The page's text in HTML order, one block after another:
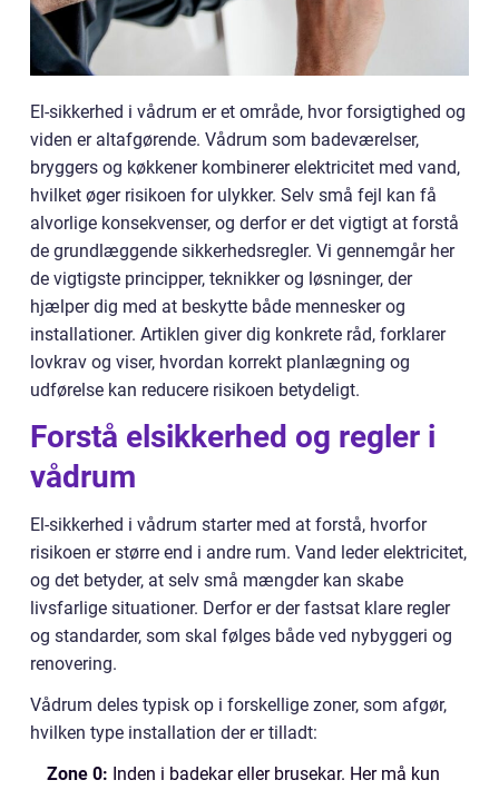
El-sikkerhed i vådrum er et område, hvor forsigtighed og
viden er altafgørende. Vådrum som badeværelser,
bryggers og køkkener kombinerer elektricitet med vand,
hvilket øger risikoen for ulykker. Selv små fejl kan få
alvorlige konsekvenser, og derfor er det vigtigt at forstå
de grundlæggende sikkerhedsregler. Vi gennemgår her
de vigtigste principper, teknikker og løsninger, der
hjælper dig med at beskytte både mennesker og
installationer. Artiklen giver dig konkrete råd, forklarer
lovkrav og viser, hvordan korrekt planlægning og
udførelse kan reducere risikoen betydeligt.
Forstå elsikkerhed og regler i
vådrum
El-sikkerhed i vådrum starter med at forstå, hvorfor
risikoen er større end i andre rum. Vand leder elektricitet,
og det betyder, at selv små mængder kan skabe
livsfarlige situationer. Derfor er der fastsat klare regler
og standarder, som skal følges både ved nybyggeri og
renovering.
Vådrum deles typisk op i forskellige zoner, som afgør,
hvilken type installation der er tilladt:
Zone 0: Inden i badekar eller brusekar. Her må kun